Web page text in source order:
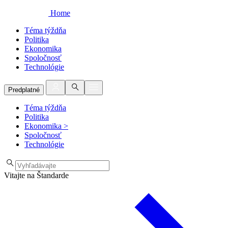
Home
Téma týždňa
Politika
Ekonomika
Spoločnosť
Technológie
Predplatné
Téma týždňa
Politika
Ekonomika >
Spoločnosť
Technológie
Vitajte na Štandarde